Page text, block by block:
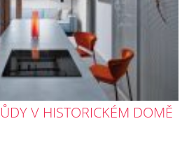
V HISTORICKÉM DOMĚ